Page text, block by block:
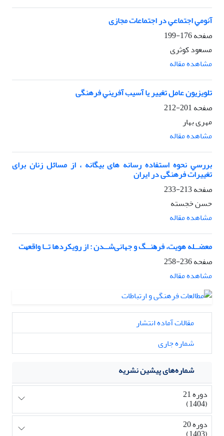
آﻧﻮﻣﻲ اﺟﺘﻤﺎﻋﻲ در اﺟﺘﻤﺎﻋﺎت ﻣﺠﺎزی
صفحه176-199
مسعود کوثری
مشاهده مقاله
ﺗﻠﻮﻳﺰﻳﻮن ﻋﺎﻣﻞ تغییر ﻳﺎ آسیب آﻓﺮﻳﻨﻲ فرهنگی
صفحه201-212
مهری بهار
مشاهده مقاله
ﺑﺮرﺳﻲ نحوه اﺳﺘﻔﺎده رﺳﺎﻧﻪ های بیگانه ، از ﻣﺴﺎﺋﻞ زﻧﺎن ﺑﺮای
تغییرات فرهنگی در اﻳﺮان
صفحه213-233
حسن خجسته
مشاهده مقاله
ﻣﻌﻀــﻠﻪ هویت، ﻓﺮﻫﻨــﮓ و جهانیﺷــﺪن : از رویکردها ﺗــﺎ واﻗﻌﻴﺖ
صفحه236-258
مشاهده مقاله
مقالات آماده انتشار
شماره جاری
شماره‌های پیشین نشریه
دوره 21
(1404)
دوره 20